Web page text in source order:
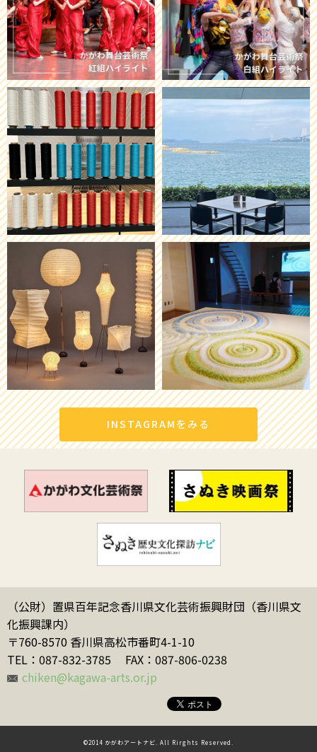
INSTAGRAMをみる
（公財）置県百年記念香川県文化芸術振興財団（香川県文
化振興課内）
〒760-8570 香川県高松市番町4-1-10
TEL：087-832-3785
FAX：087-806-0238
chiken@kagawa-arts.or.jp
©2014 かがわアートナビ. All Rirghts Reserved.